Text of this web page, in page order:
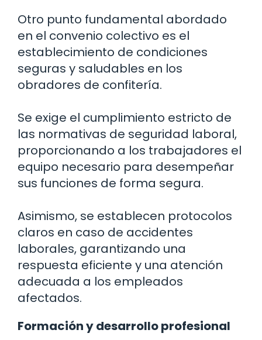
Otro punto fundamental abordado
en el convenio colectivo es el
establecimiento de condiciones
seguras y saludables en los
obradores de confitería.
Se exige el cumplimiento estricto de
las normativas de seguridad laboral,
proporcionando a los trabajadores el
equipo necesario para desempeñar
sus funciones de forma segura.
Asimismo, se establecen protocolos
claros en caso de accidentes
laborales, garantizando una
respuesta eficiente y una atención
adecuada a los empleados
afectados.
Formación y desarrollo profesional